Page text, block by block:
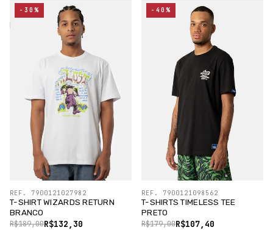
T-SHIRT WIZARDS RETURN
BRANCO
R$132,30
R$189,00
REF. 7900121027982
-30%
T-SHIRTS TIMELESS TEE
PRETO
R$107,40
R$179,00
REF. 7900121098562
-40%